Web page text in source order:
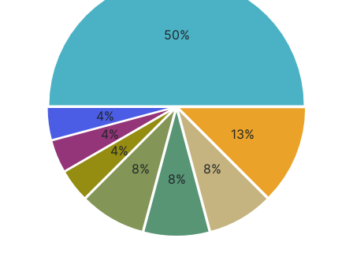
50%
13%
8%
8%
8%
4%
4%
4%